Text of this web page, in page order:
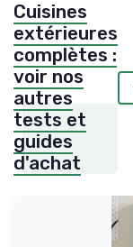
Cuisines
extérieures
complètes :
voir nos
autres
tests et
guides
d'achat